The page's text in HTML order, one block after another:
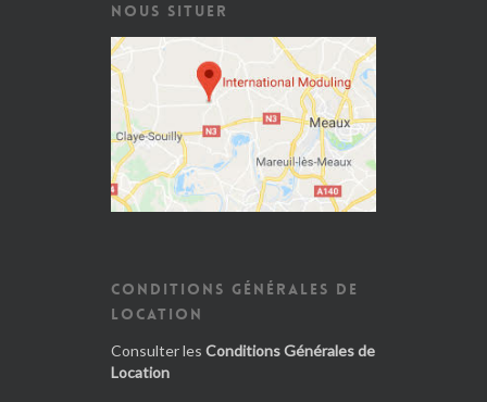
NOUS SITUER
CONDITIONS GÉNÉRALES DE
LOCATION
Consulter les Conditions Générales de
Location